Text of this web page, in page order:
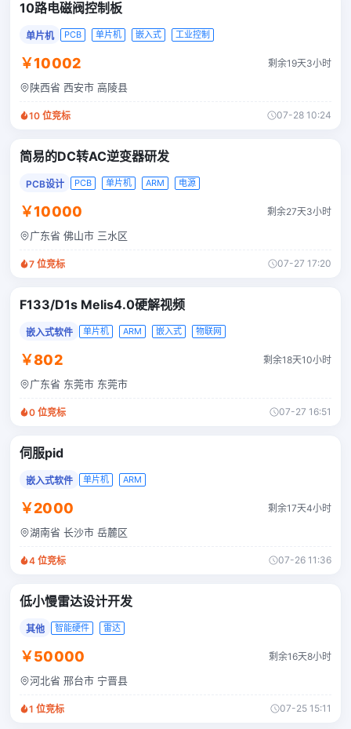
10路电磁阀控制板
单片机 PCB 单片机 嵌入式 工业控制
￥10002 剩余19天3小时
陕西省 西安市 高陵县
10 位竞标 07-28 10:24
简易的DC转AC逆变器研发
PCB设计 PCB 单片机 ARM 电源
￥10000 剩余27天3小时
广东省 佛山市 三水区
7 位竞标 07-27 17:20
F133/D1s Melis4.0硬解视频
嵌入式软件 单片机 ARM 嵌入式 物联网
￥802 剩余18天10小时
广东省 东莞市 东莞市
0 位竞标 07-27 16:51
伺服pid
嵌入式软件 单片机 ARM
￥2000 剩余17天4小时
湖南省 长沙市 岳麓区
4 位竞标 07-26 11:36
低小慢雷达设计开发
其他 智能硬件 雷达
￥50000 剩余16天8小时
河北省 邢台市 宁晋县
1 位竞标 07-25 15:11